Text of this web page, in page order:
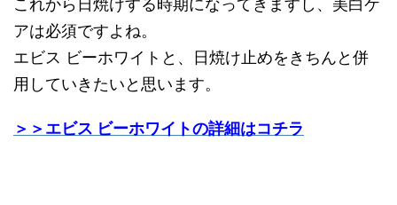
これから日焼けする時期になってきますし、美白ケ
アは必須ですよね。
エビス ビーホワイトと、日焼け止めをきちんと併
用していきたいと思います。
＞＞エビス ビーホワイトの詳細はコチラ